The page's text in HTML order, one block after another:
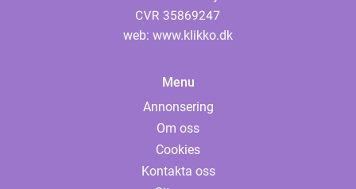
web: www.klikko.dk
Menu
Annonsering
Om oss
Cookies
Kontakta oss